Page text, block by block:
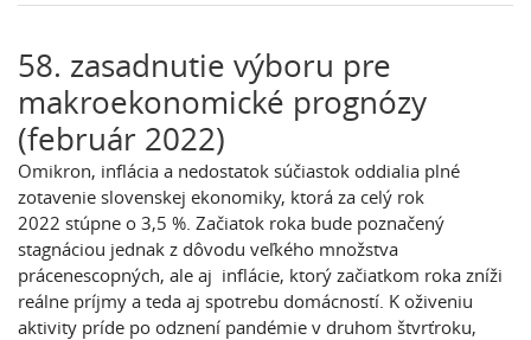
58. zasadnutie výboru pre
makroekonomické prognózy
(február 2022)
Omikron, inflácia a nedostatok súčiastok oddialia plné
zotavenie slovenskej ekonomiky, ktorá za celý rok
2022 stúpne o 3,5 %. Začiatok roka bude poznačený
stagnáciou jednak z dôvodu veľkého množstva
prácenescopných, ale aj inflácie, ktorý začiatkom roka zníži
reálne príjmy a teda aj spotrebu domácností. K oživeniu
aktivity príde po odznení pandémie v druhom štvrťroku,